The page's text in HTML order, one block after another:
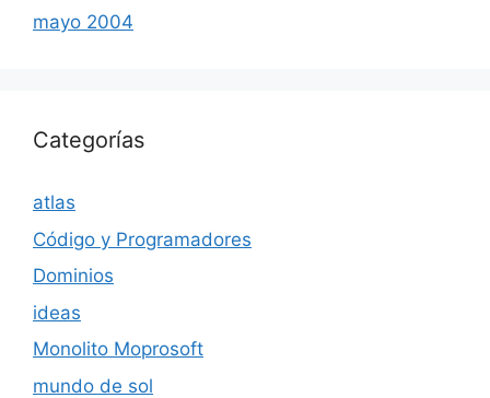
mayo 2004
Categorías
atlas
Código y Programadores
Dominios
ideas
Monolito Moprosoft
mundo de sol